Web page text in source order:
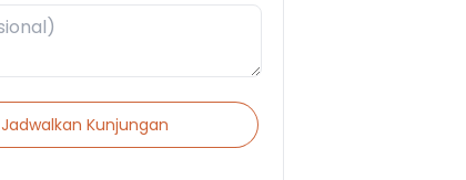
Jadwalkan Kunjungan